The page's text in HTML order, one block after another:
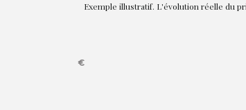
Exemple illustratif. L'évolution réelle du